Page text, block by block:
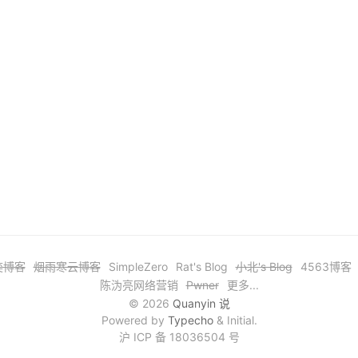
博客 烟雨寒云博客 SimpleZero Rat's Blog 小北's Blog
4563博客
陈沩亮网络营销
Pwner
更多...
© 2026 Quanyin 说
Powered by Typecho& Initial.
沪 ICP 备 18036504 号